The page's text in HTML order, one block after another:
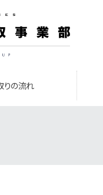
りの流れ